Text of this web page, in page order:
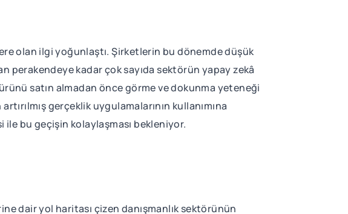
olan ilgi yoğunlaştı. Şirketlerin bu dönemde düşük
kadar çok sayıda sektörün yapay zekâ
satın almadan önce görme ve dokunma yeteneği
gerçeklik uygulamalarının kullanımına
bu geçişin kolaylaşması bekleniyor.
dair yol haritası çizen danışmanlık sektörünün